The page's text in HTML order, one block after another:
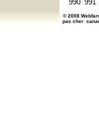
990 991
© 2008
pas cher